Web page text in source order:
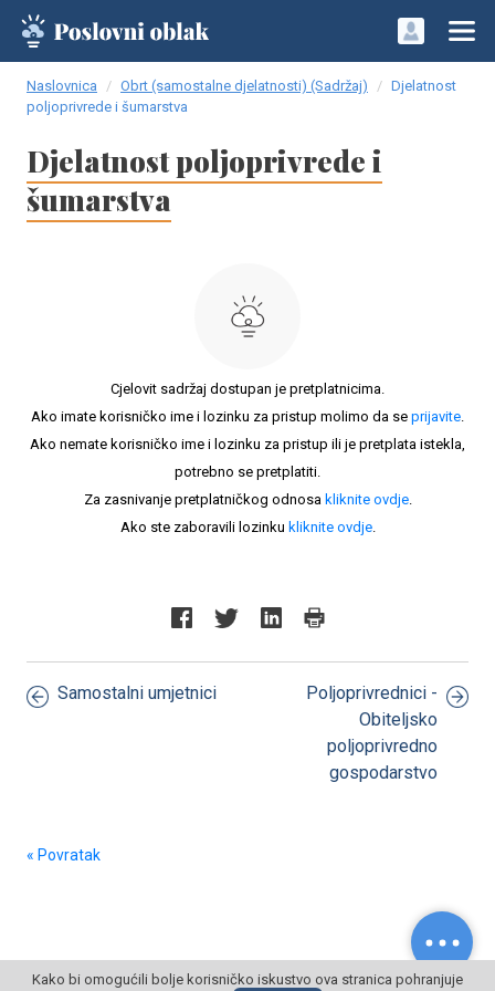
Naslovnica Obrt (samostalne djelatnosti) (Sadržaj)
Djelatnost
poljoprivrede i šumarstva
Djelatnost poljoprivrede i
šumarstva
Cjelovit sadržaj dostupan je pretplatnicima.
Ako imate korisničko ime i lozinku za pristup molimo da se prijavite.
Ako nemate korisničko ime i lozinku za pristup ili je pretplata istekla,
potrebno se pretplatiti.
Za zasnivanje pretplatničkog odnosa kliknite ovdje.
Ako ste zaboravili lozinku kliknite ovdje.
Samostalni umjetnici
Poljoprivrednici -
Obiteljsko
poljoprivredno
gospodarstvo
« Povratak
Kako bi omogućili bolje korisničko iskustvo ova stranica pohranjuje